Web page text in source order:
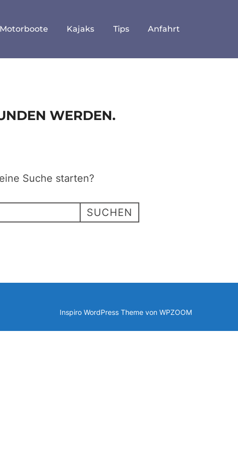
Motorboote Kajaks Tips Anfahrt
WERDEN.
Suche starten?
SUCHEN
Inspiro WordPress Theme von WPZOOM